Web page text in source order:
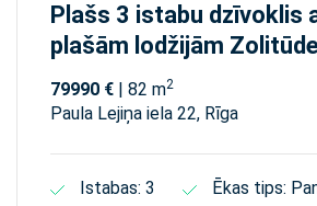
Plašs 3 istabu dzīvoklis
plašām lodžijām
79990 € | 82 m2
Paula Lejiņa iela 22, Rīga
Istabas: 3
Ēkas tips: